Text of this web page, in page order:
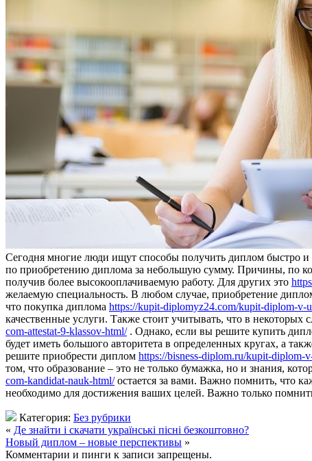
Сегодня многие люди ищут способы получить диплом быстро
по приобретению диплома за небольшую сумму. Причины, по
получив более высокооплачиваемую работу. Для других это
желаемую специальность. В любом случае, приобретение
что покупка диплома https://kupit-diplomyz24.com/kupit-diplom-v-
качественные услуги. Также стоит учитывать, что в
com-attestat-9-klassov-html/. Однако, если вы решите купить
будет иметь большого авторитета в определенных кругах, а
решите приобрести диплом https://bisness-diplom.ru/kupit-diplom-
том, что образование – это не только бумажка, но и знания,
com-kandidat-nauk-html/остается за вами. Важно помнить, что
необходимо для достижения ваших целей. Важно только
Категория: Без рубрики
« Де знайти і скачати українські пісні безкоштовно?
Новый диплом – новые перспективы »
Комментарии и пинги к записи запрещены.